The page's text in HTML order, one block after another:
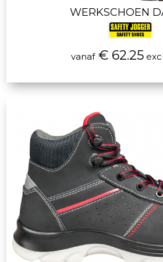
WERKSCHOEN
vanaf€ 62.25